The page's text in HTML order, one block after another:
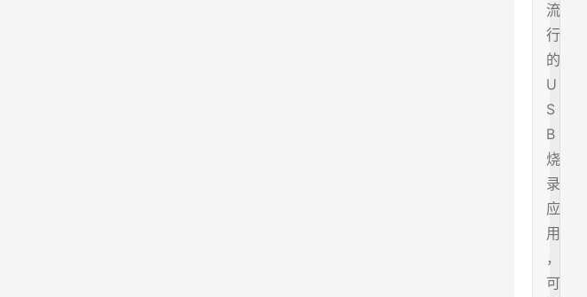
流
行
的
U
S
B
烧
录
应
用
，
可